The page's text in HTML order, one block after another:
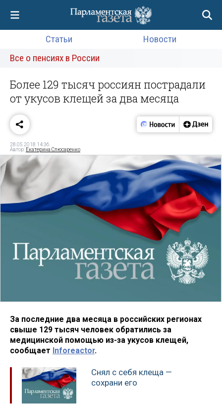
Статьи
Новости
Все о пенсиях в России
Более 129 тысяч россиян пострадали
от укусов клещей за два месяца
28.05.2018 14:36
Автор: Екатерина Слюсаренко
За последние два месяца в российских регионах
свыше 129 тысяч человек обратились за
медицинской помощью из-за укусов клещей,
сообщает Inforeactor.
Снял с себя клеща —
сохрани его